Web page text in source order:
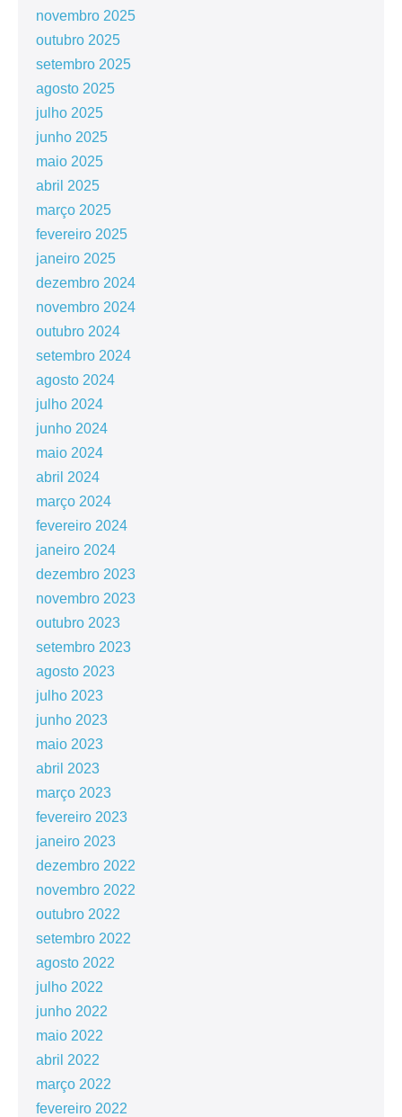
novembro 2025
outubro 2025
setembro 2025
agosto 2025
julho 2025
junho 2025
maio 2025
abril 2025
março 2025
fevereiro 2025
janeiro 2025
dezembro 2024
novembro 2024
outubro 2024
setembro 2024
agosto 2024
julho 2024
junho 2024
maio 2024
abril 2024
março 2024
fevereiro 2024
janeiro 2024
dezembro 2023
novembro 2023
outubro 2023
setembro 2023
agosto 2023
julho 2023
junho 2023
maio 2023
abril 2023
março 2023
fevereiro 2023
janeiro 2023
dezembro 2022
novembro 2022
outubro 2022
setembro 2022
agosto 2022
julho 2022
junho 2022
maio 2022
abril 2022
março 2022
fevereiro 2022